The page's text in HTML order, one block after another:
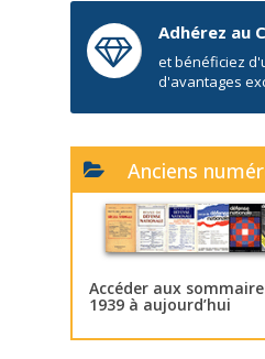
Adhérez au
et bénéficiez
d'avantages
Anciens
Accéder aux
1939 à aujourd’hui